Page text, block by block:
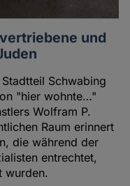
und
Schwabing
"hier wohnte…"
Wolfram P.
Raum erinnert
die während der
entrechtet,
wurden.